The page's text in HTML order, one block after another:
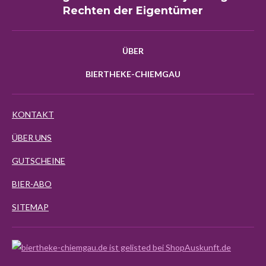
Rechten der Eigentümer
ÜBER
BIERTHEKE-CHIEMGAU
KONTAKT
ÜBER UNS
GUTSCHEINE
BIER-ABO
SITEMAP